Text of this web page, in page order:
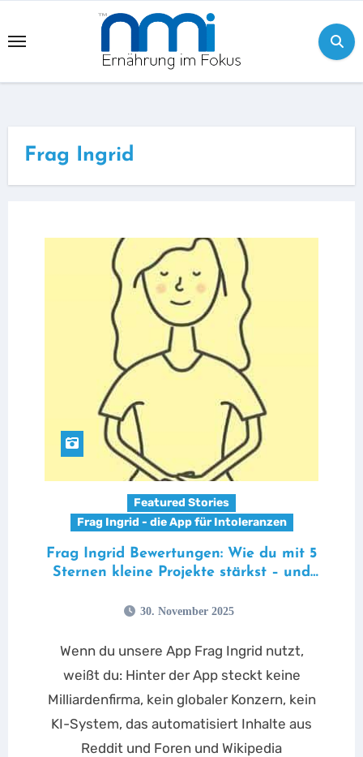
to
Frag Ingrid
Featured Stories
Frag Ingrid - die App für Intoleranzen
Frag Ingrid Bewertungen: Wie du mit 5
Sternen kleine Projekte stärkst – und
denkst
30. November 2025
Wenn du unsere App Frag Ingrid nutzt,
weißt du: Hinter der App steckt keine
Milliardenfirma, kein globaler Konzern, kein
KI-System, das automatisiert Inhalte aus
Reddit und Foren und Wikipedia